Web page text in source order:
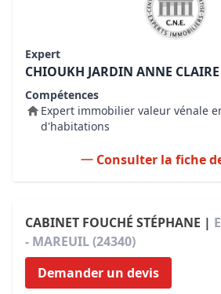
Expert
CHIOUKH JARDIN ANNE CLAIRE
Compétences
Expert immobilier valeur vénale
d'habitations
Consulter la fiche
CABINET FOUCHÉ STÉPHANE |
- MAREUIL (24340)
Demander un devis